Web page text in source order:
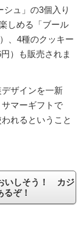
ュ」の3個入り
しめる「ブール
、4種のクッキー
）も販売されま
ザインを一新
マーギフトで
れるということ
いしそう！ カジ
ぞ！